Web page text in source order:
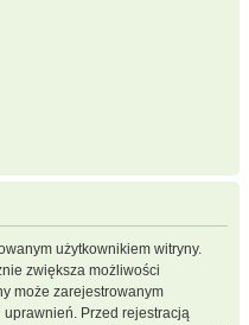
użytkownikiem witryny.
zwiększa możliwości
może zarejestrowanym
Przed rejestracją